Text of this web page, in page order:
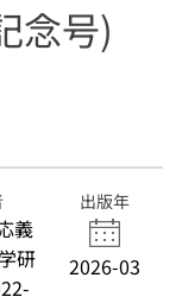
念号)
義
研
出版年
2026-03